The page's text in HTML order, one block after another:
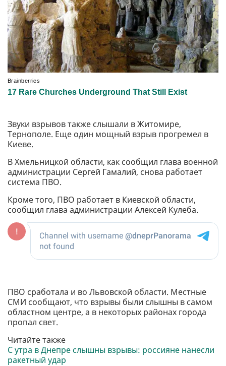
Звуки взрывов также слышали в Житомире,
Тернополе. Еще один мощный взрыв прогремел в
Киеве.
В Хмельницкой области, как сообщил глава военной
администрации Сергей Гамалий, снова работает
система ПВО.
Кроме того, ПВО работает в Киевской области,
сообщил глава администрации Алексей Кулеба.
ПВО сработала и во Львовской области. Местные
СМИ сообщают, что взрывы были слышны в самом
областном центре, а в некоторых районах города
пропал свет.
Читайте также
С утра в Днепре слышны взрывы: россияне нанесли
ракетный удар